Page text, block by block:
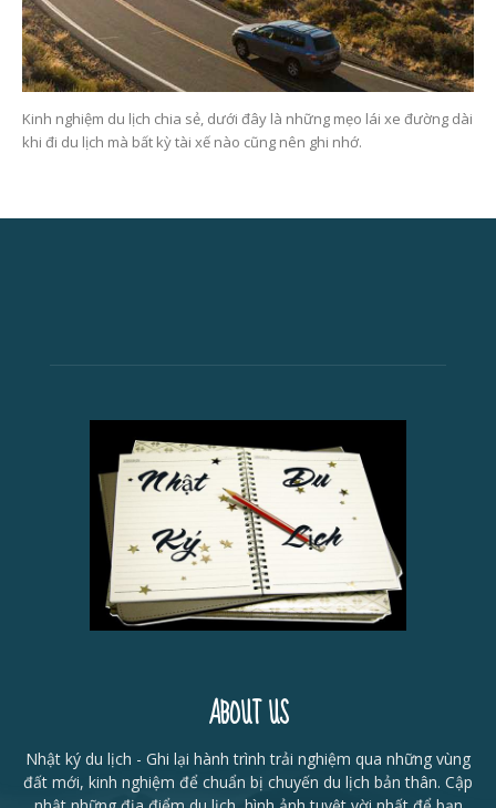
Kinh nghiệm du lịch chia sẻ, dưới đây là những mẹo lái xe đường dài
khi đi du lịch mà bất kỳ tài xế nào cũng nên ghi nhớ.
ABOUT US
Nhật ký du lịch - Ghi lại hành trình trải nghiệm qua những vùng
đất mới, kinh nghiệm để chuẩn bị chuyến du lịch bản thân. Cập